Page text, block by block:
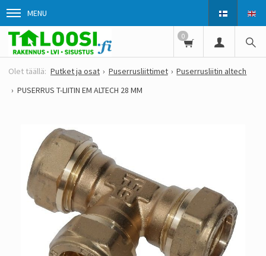
MENU
0
Putket ja osat Puserrusliittimet
Puserrusliitin altech
PUSERRUS T-LIITIN EM ALTECH 28 MM